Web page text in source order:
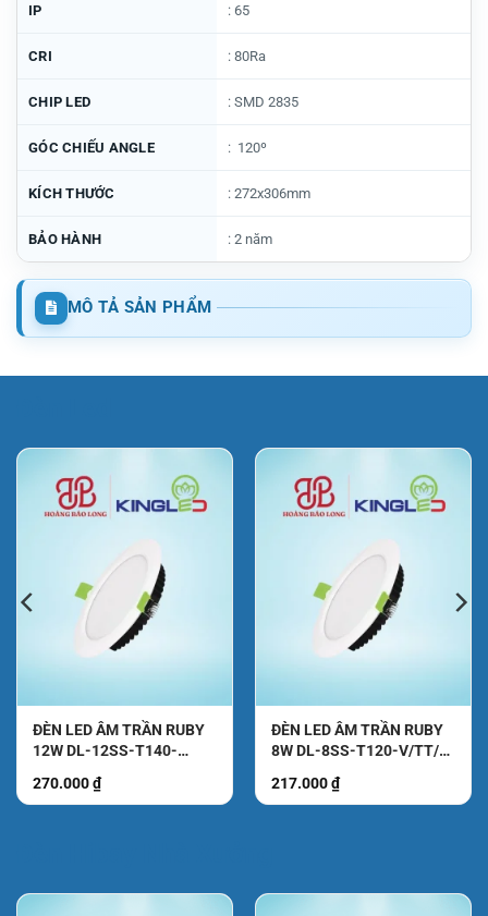
IP : 65
CRI : 80Ra
CHIP LED : SMD 2835
GÓC CHIẾU ANGLE : 120º
KÍCH THƯỚC : 272x306mm
BẢO HÀNH : 2 năm
MÔ TẢ SẢN PHẨM
ĐÈN LED ÂM TRẦN RUBY
12W DL-12SS-T140-
270.000₫
ĐÈN LED ÂM TRẦN RUBY
8W DL-8SS-T120-V/TT/T
217.000₫